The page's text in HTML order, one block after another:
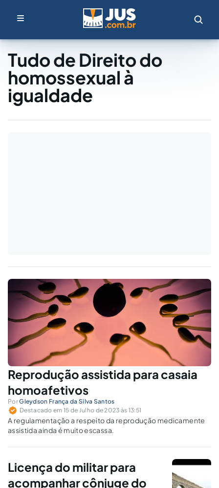
Tudo de Direito do
homossexual à
igualdade
Reprodução assistida para casaia
homoafetivos
PorGleydson França da Silva Santos
Destacado em 15 de Julho de 2023 às 13:51
A regulamentação a respeito da reprodução medicamente
assistida ainda é muito escassa.
Licença do militar para
acompanhar cônjuge do